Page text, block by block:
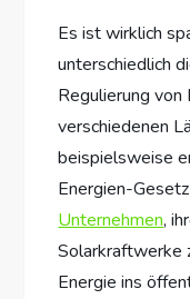
Es ist wirklich
unterschiedlich
Regulierung
verschiedenen
beispielsweise
Energien-
Unternehmen,
Solarkraftwerke
Energie ins